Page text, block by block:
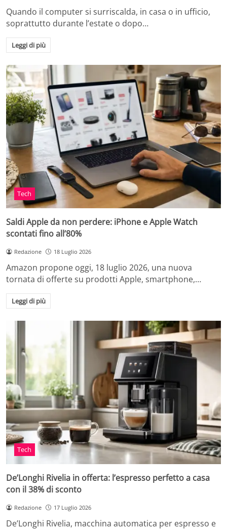
Quando il computer si surriscalda, in casa o in ufficio,
soprattutto durante l’estate o dopo…
Leggi di più
Tech
Saldi Apple da non perdere: iPhone e Apple Watch
scontati fino all’80%
Redazione 18 Luglio 2026
Amazon propone oggi, 18 luglio 2026, una nuova
tornata di offerte su prodotti Apple, smartphone,…
Leggi di più
Tech
De’Longhi Rivelia in offerta: l’espresso perfetto a casa
con il 38% di sconto
Redazione 17 Luglio 2026
De’Longhi Rivelia, macchina automatica per espresso e